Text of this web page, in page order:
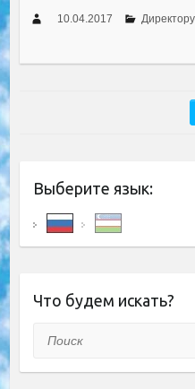
10.04.2017
Выберите язык:
Что будем искать?
Поиск